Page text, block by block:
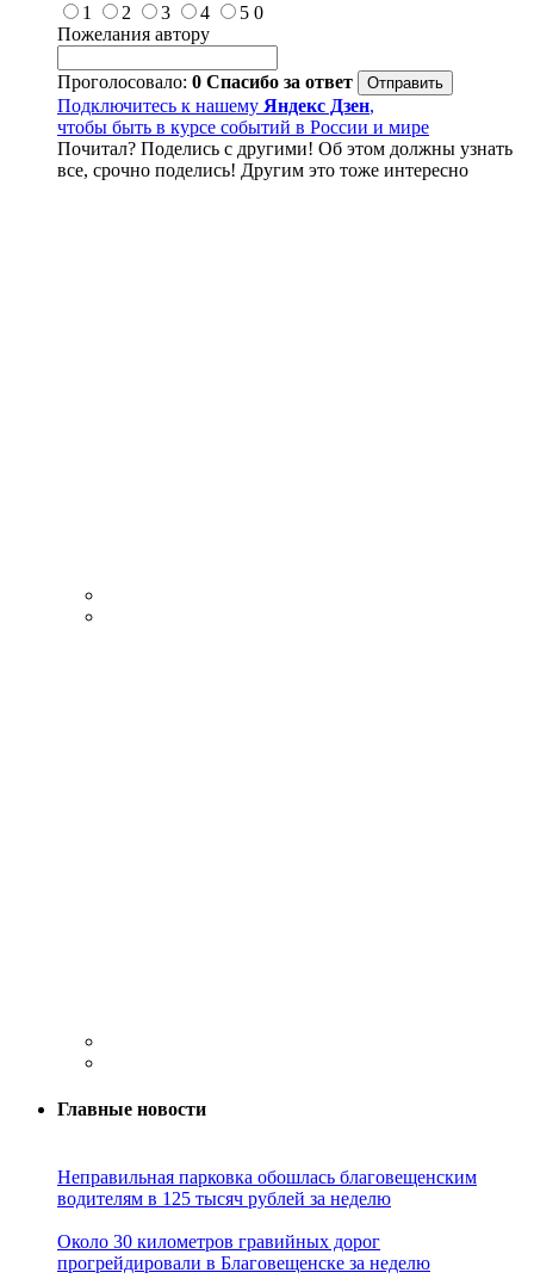
1
2 3 4 5 0
Пожелания автору
Проголосовало: 0 Спасибо за ответ
Подключитесь к нашему Яндекс Дзен,
чтобы быть в курсе событий в России и мире
Почитал? Поделись с другими! Об этом должны узнать
все, срочно поделись! Другим это тоже интересно
Главные новости
Неправильная парковка обошлась благовещенским
водителям в 125 тысяч рублей за неделю
Около 30 километров гравийных дорог
прогрейдировали в Благовещенске за неделю